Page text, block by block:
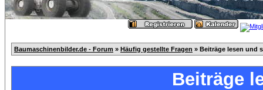
Baumaschinenbilder.de - Forum » Häufig gestellte Fragen » Beiträge lesen und
Beiträge